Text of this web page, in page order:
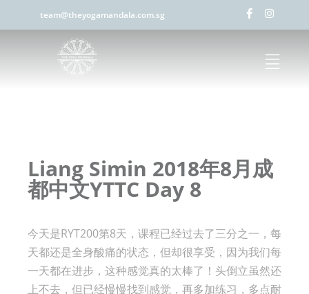
team@theyogamandala.com.sg
Liang Simin 2018年8月成
都中文YTTC Day 8
今天是RYT200第8天，课程已经过去了三分之一，每
天都还是全身酸痛的状态，但却很享受，因为我们每
一天都在进步，这种感觉真的太棒了！头倒立虽然还
上不去，但已经慢慢找到感觉，再多加练习，多点耐